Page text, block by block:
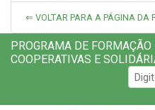
⇐ VOLTAR PARA A PÁGINA DA
PROGRAMA DE
COOPERATIVAS E